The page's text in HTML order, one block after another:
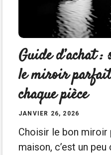
Guide d’achat :
le miroir
chaque pièce
JANVIER 26, 2026
Choisir le bon miroir
maison, c’est un